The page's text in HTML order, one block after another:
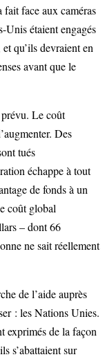
fait face aux caméras
Unis étaient engagés
qu’ils devraient en
avant que le
prévu. Le coût
Des
tués
échappe à tout
de fonds à un
coût global
– dont 66
ne sait réellement
de l’aide auprès
: les Nations Unies.
exprimés de la façon
s’abattaient sur